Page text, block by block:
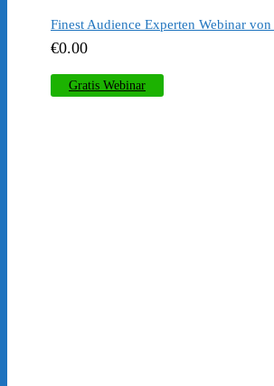
Finest Audience Experten Webinar
€0.00
Gratis Webinar